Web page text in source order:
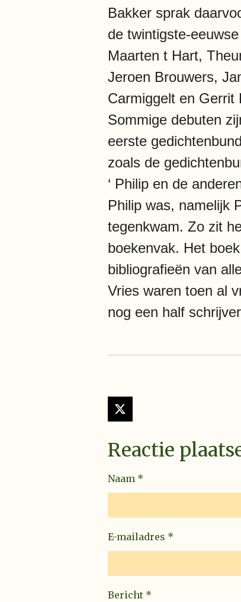
Bakker sprak
de twintigste-
Maarten t Hart,
Jeroen Brouwers,
Carmiggelt en Gerrit
Sommige debuten
eerste
zoals de
‘ Philip en de
Philip was, namelijk
tegenkwam. Zo zit
boekenvak. Het
bibliografieën van
Vries waren toen al
nog een half
X
Reactie
Naam *
E-mailadres *
Bericht *